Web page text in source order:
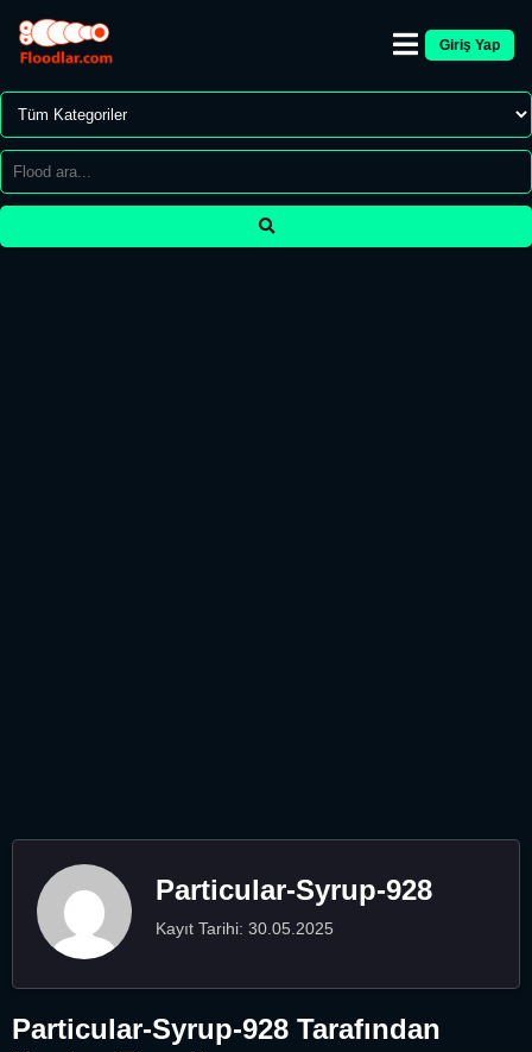
Giriş Yap
Particular-Syrup-928
Kayıt Tarihi: 30.05.2025
Particular-Syrup-928 Tarafından